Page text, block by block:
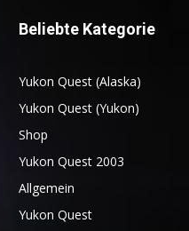
Beliebte Kategorie
Yukon Quest (Alaska)
Yukon Quest (Yukon)
Shop
Yukon Quest 2003
Allgemein
Yukon Quest